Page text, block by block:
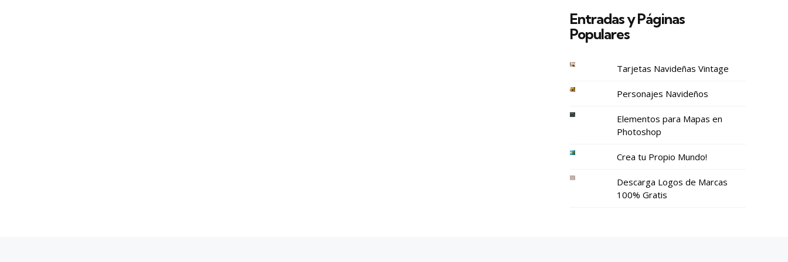
Entradas y Páginas
Populares
Tarjetas Navideñas Vintage
Personajes Navideños
Elementos para Mapas en
Photoshop
Crea tu Propio Mundo!
Descarga Logos de Marcas
100% Gratis